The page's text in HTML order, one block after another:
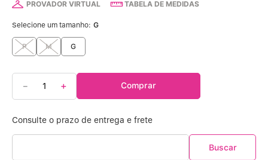
PROVADOR VIRTUAL TABELA DE MEDIDAS
Selecione um tamanho: G
P M G
＋
－ Comprar
Modal
º Algodão Egípcio
10º Sutiã Sustentação